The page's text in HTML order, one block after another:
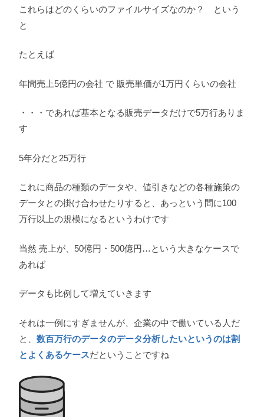
これらはどのくらいのファイルサイズなのか？ という
と
たとえば
年間売上5億円の会社 で 販売単価が1万円くらいの会社
・・・であれば基本となる販売データだけで5万行ありま
す
5年分だと25万行
これに商品の種類のデータや、値引きなどの各種施策の
データとの掛け合わせたりすると、あっという間に100
万行以上の規模になるというわけです
当然 売上が、50億円・500億円…という大きなケースで
あれば
データも比例して増えていきます
それは一例にすぎませんが、企業の中で働いている人だ
と、数百万行のデータのデータ分析したいというのは割
とよくあるケースだということですね